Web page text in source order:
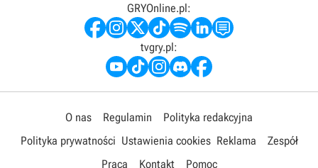
GRYOnline.pl:
tvgry.pl:
O nas Regulamin
Polityka redakcyjna
Polityka prywatności Ustawienia cookies Reklama
Zespół
Praca
Kontakt Pomoc